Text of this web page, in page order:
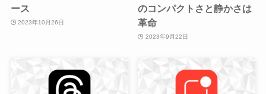
ース
2023年10月26日
のコンパクトさと静かさは
革命
2023年9月22日